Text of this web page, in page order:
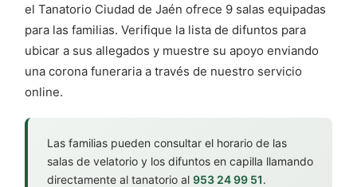
el Tanatorio Ciudad de Jaén ofrece 9 salas equipadas
para las familias. Verifique la lista de difuntos para
ubicar a sus allegados y muestre su apoyo enviando
una corona funeraria a través de nuestro servicio
online.
Las familias pueden consultar el horario de las
salas de velatorio y los difuntos en capilla llamando
directamente al tanatorio al 953 24 99 51.